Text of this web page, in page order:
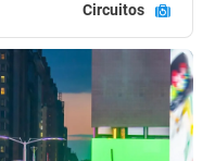
Circuitos